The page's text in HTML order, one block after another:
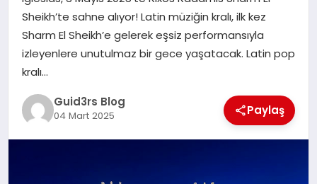
Sheikh’te sahne alıyor! Latin müziğin kralı, ilk kez
Sharm El Sheikh’e gelerek eşsiz performansıyla
izleyenlere unutulmaz bir gece yaşatacak. Latin pop
kralı…
Guid3rs Blog
04 Mart 2025 Paylaş